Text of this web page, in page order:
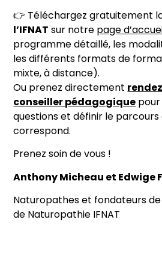
👉 Téléchargez gratuitement
l’IFNAT sur notre page
programme détaillé, les
les différents formats de
mixte, à distance).
Ou prenez directement
conseiller pédagogique
questions et définir le parcours
correspond.
Prenez soin de vous !
Anthony Micheau et Edwige
Naturopathes et fondateurs de
de Naturopathie IFNAT